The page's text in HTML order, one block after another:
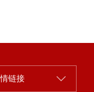
链接